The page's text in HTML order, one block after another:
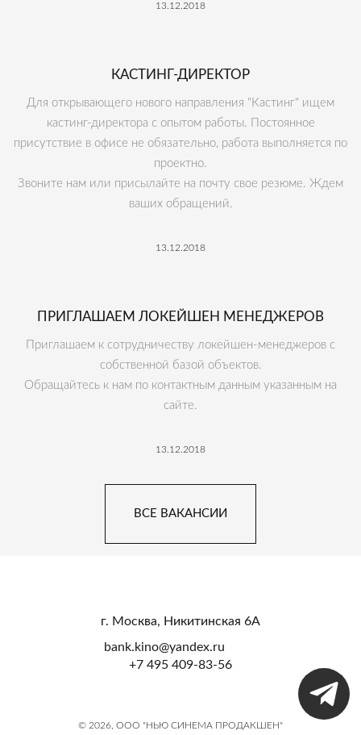
13.12.2018
КАСТИНГ-ДИРЕКТОР
Для открывающего нового направления "Кастинг" ищем
кастинг-директора с опытом работы. Постоянное
присутствие в офисе не обязательно, работа выполняется по
проектно.
Звоните нам или присылайте на почту свое резюме. Ждем
ваших обращений.
13.12.2018
ПРИГЛАШАЕМ ЛОКЕЙШЕН МЕНЕДЖЕРОВ
Приглашаем к сотрудничеству локейшен-менеджеров с
собственной базой объектов.
Обращайтесь к нам по контактным данным указанным на
сайте.
13.12.2018
ВСЕ ВАКАНСИИ
г. Москва, Никитинская 6А
bank.kino@yandex.ru
+7 495 409-83-56
© 2026, ООО "НЬЮ СИНЕМА ПРОДАКШЕН"